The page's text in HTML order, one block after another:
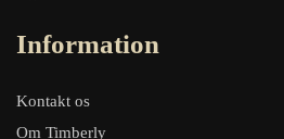
Information
Kontakt os
Om Timberly